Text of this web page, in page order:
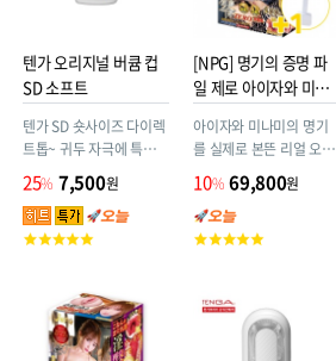
텐가 오리지널 버큠 컵
SD 소프트
텐가 SD 숏사이즈 다이렉
트톱~ 귀두 자극에 특화된
아이템! #텐가컵 #숏컵 #
버큠컵 #젠틀 #소프트 #
하양 #화이트 #일회용 #
로션도포 #TOC-201SDS
25% 7,500원
고
[NPG] 명기의 증명 파
일 제로 아이자와 미나
용 드라이스틱 증정!
아이자와 미나미의 명기
를 실제로 본뜬 리얼 오나
홀! 묵직한 무한쾌감 이중
구조!! 닛포리기프트 명기
시리즈~
10% 69,800원
고
점